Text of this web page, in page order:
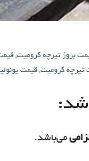
بروز تیرچه کرومیت,
تیرچه کرومیت,قیمت
می‌باشد.